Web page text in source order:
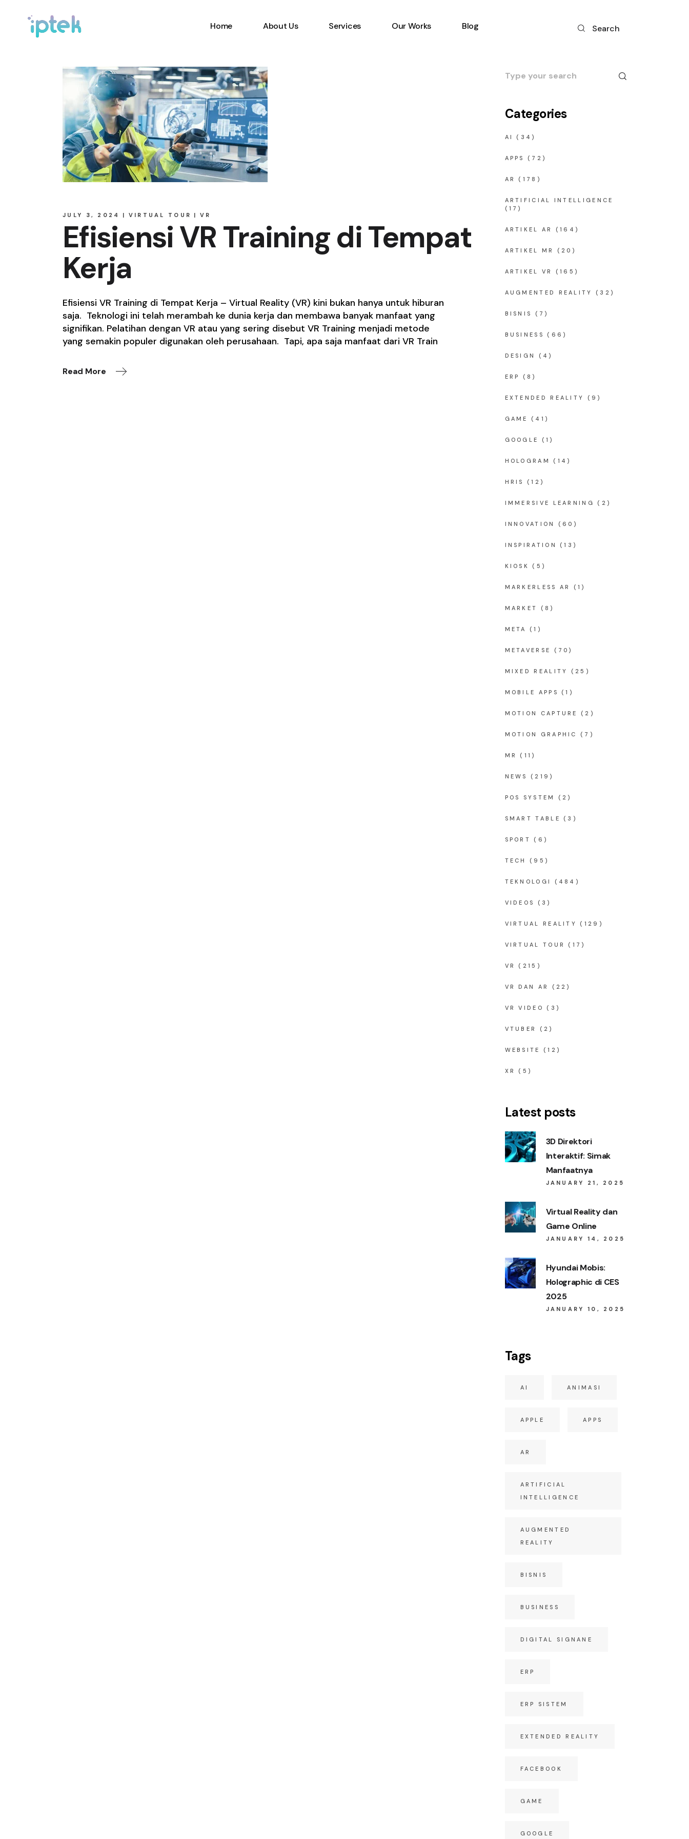
Home About Us Services Our Works Blog Search
JULY 3, 2024 VIRTUAL TOUR VR
Efisiensi VR Training di Tempat
Kerja
Efisiensi VR Training di Tempat Kerja – Virtual Reality (VR) kini bukan hanya untuk hiburan
saja. Teknologi ini telah merambah ke dunia kerja dan membawa banyak manfaat yang
signifikan. Pelatihan dengan VR atau yang sering disebut VR Training menjadi metode
yang semakin populer digunakan oleh perusahaan. Tapi, apa saja manfaat dari VR Train
Read More
Search
for:
Categories
AI (34)
APPS (72)
AR (178)
ARTIFICIAL INTELLIGENCE
(17)
ARTIKEL AR (164)
ARTIKEL MR (20)
ARTIKEL VR (165)
AUGMENTED REALITY (32)
BISNIS (7)
BUSINESS (66)
DESIGN (4)
ERP (8)
EXTENDED REALITY (9)
GAME (41)
GOOGLE (1)
HOLOGRAM (14)
HRIS (12)
IMMERSIVE LEARNING (2)
INNOVATION (60)
INSPIRATION (13)
KIOSK (5)
MARKERLESS AR (1)
MARKET (8)
META (1)
METAVERSE (70)
MIXED REALITY (25)
MOBILE APPS (1)
MOTION CAPTURE (2)
MOTION GRAPHIC (7)
MR (11)
NEWS (219)
POS SYSTEM (2)
SMART TABLE (3)
SPORT (6)
TECH (95)
TEKNOLOGI (484)
VIDEOS (3)
VIRTUAL REALITY (129)
VIRTUAL TOUR (17)
VR (215)
VR DAN AR (22)
VR VIDEO (3)
VTUBER (2)
WEBSITE (12)
XR (5)
Latest posts
3D Direktori
Interaktif: Simak
Manfaatnya
JANUARY 21, 2025
Virtual Reality dan
Game Online
JANUARY 14, 2025
Hyundai Mobis:
Holographic di CES
2025
JANUARY 10, 2025
Tags
AI ANIMASI
APPLE APPS
AR
ARTIFICIAL
INTELLIGENCE
AUGMENTED
REALITY
BISNIS
BUSINESS
DIGITAL SIGNANE
ERP
ERP SISTEM
EXTENDED REALITY
FACEBOOK
GAME
GOOGLE